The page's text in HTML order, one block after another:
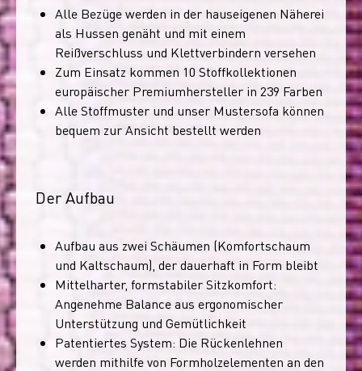
Alle Bezüge werden in der hauseigenen Näherei
als Hussen genäht und mit einem
Reißverschluss und Klettverbindern versehen
Zum Einsatz kommen 10 Stoffkollektionen
europäischer Premiumhersteller in 239 Farben
Alle Stoffmuster und unser Mustersofa können
bequem zur Ansicht bestellt werden
Der Aufbau
Aufbau aus zwei Schäumen (Komfortschaum
und Kaltschaum), der dauerhaft in Form bleibt
Mittelharter, formstabiler Sitzkomfort:
Angenehme Balance aus ergonomischer
Unterstützung und Gemütlichkeit
Patentiertes System: Die Rückenlehnen
werden mithilfe von Formholzelementen an den